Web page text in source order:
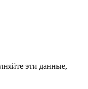
эти данные,